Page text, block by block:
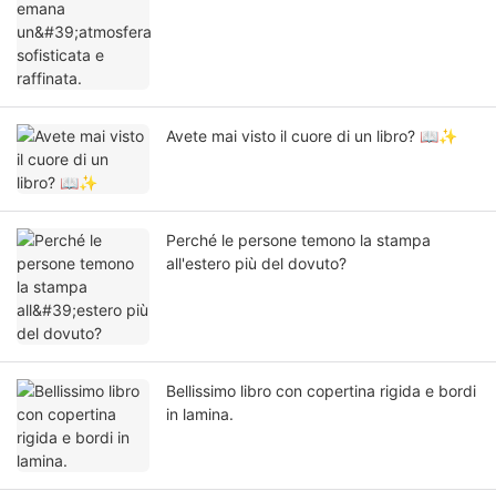
Avete mai visto il cuore di un libro? 📖✨
Perché le persone temono la stampa
all'estero più del dovuto?
Bellissimo libro con copertina rigida e bordi
in lamina.